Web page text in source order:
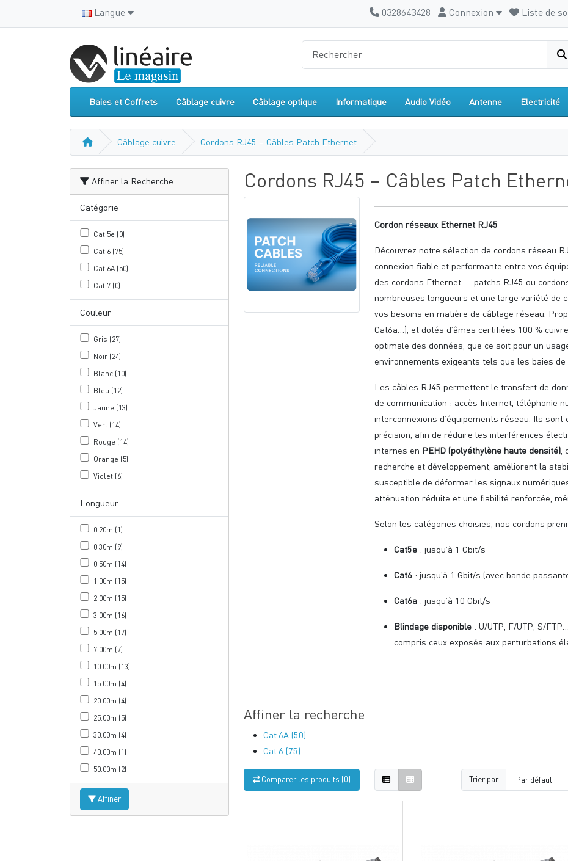
Langue 0328643428 Connexion Liste de
Baies et Coffrets Câblage cuivre Câblage optique Informatique Audio Vidéo Antenne Electricité
Câblage cuivre Cordons RJ45 – Câbles Patch Ethernet
Affiner la Recherche
Catégorie
Cat.5e (0)
Cat.6 (75)
Cat.6A (50)
Cat.7 (0)
Couleur
Gris (27)
Noir (24)
Blanc (10)
Bleu (12)
Jaune (13)
Vert (14)
Rouge (14)
Orange (5)
Violet (6)
Longueur
0.20m (1)
0.30m (9)
0.50m (14)
1.00m (15)
2.00m (15)
3.00m (16)
5.00m (17)
7.00m (7)
10.00m (13)
15.00m (4)
20.00m (4)
25.00m (5)
30.00m (4)
40.00m (1)
50.00m (2)
Affiner
Cordons RJ45 – Câbles Patch
Cordon réseaux Ethernet RJ45
Découvrez notre sélection de cordons réseau
connexion fiable et performante entre vos
des cordons Ethernet — patchs RJ45 ou
nombreuses longueurs et une large variété de
vos besoins en matière de câblage réseau.
Cat6a…), et dotés d’âmes certifiées 100 %
optimale des données, que ce soit pour un
environnements exigeants tels que les baies
Les câbles RJ45 permettent le transfert de
de communication : accès Internet, téléphonie
interconnexions d’équipements réseau. Ils sont
précision, afin de réduire les interférences
internes en PEHD (polyéthylène haute densité),
recherche et développement, améliorent la
susceptible de déformer les signaux
atténuation réduite et une fiabilité renforcée,
Selon les catégories choisies, nos cordons
Cat5e: jusqu’à 1 Gbit/s
Cat6: jusqu’à 1 Gbit/s (avec bande
Cat6a: jusqu’à 10 Gbit/s
Blindage disponible: U/UTP, F/UTP, S/
compris ceux exposés aux perturbations
Affiner la recherche
Cat.6A (50)
Cat.6 (75)
Comparer les produits (0) Trier par